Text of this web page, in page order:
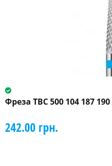
Фреза ТВС 500 104 187 190
242.00 грн.